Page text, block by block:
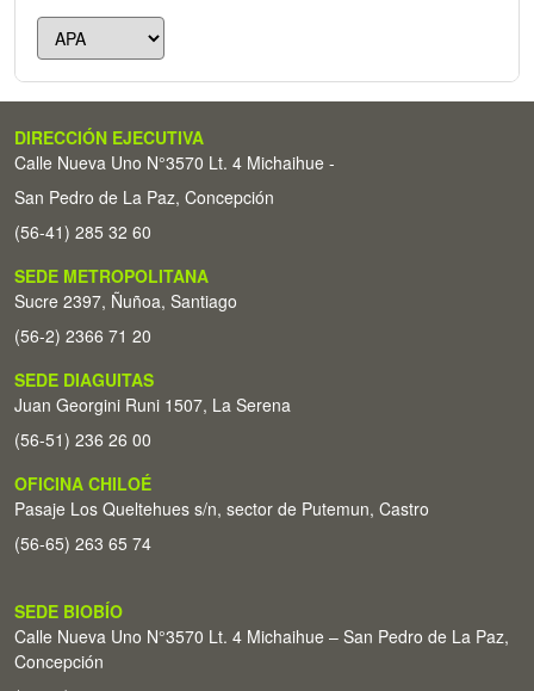
DIRECCIÓN EJECUTIVA
Calle Nueva Uno N°3570 Lt. 4 Michaihue -
San Pedro de La Paz, Concepción
(56-41) 285 32 60
SEDE METROPOLITANA
Sucre 2397, Ñuñoa, Santiago
(56-2) 2366 71 20
SEDE DIAGUITAS
Juan Georgini Runi 1507, La Serena
(56-51) 236 26 00
OFICINA CHILOÉ
Pasaje Los Queltehues s/n, sector de Putemun, Castro
(56-65) 263 65 74
SEDE BIOBÍO
Calle Nueva Uno N°3570 Lt. 4 Michaihue – San Pedro de La Paz,
Concepción